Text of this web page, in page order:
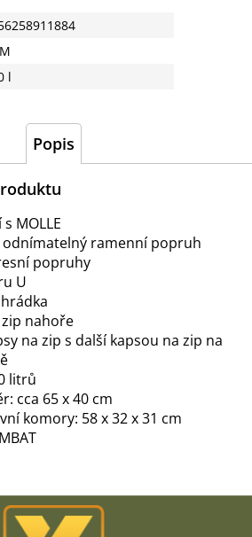
l
Popis
MOLLE
odnímatelný ramenní popruh
popruhy
U
nahoře
na zip s další kapsou na zip na
litrů
cca 65 x 40 cm
komory: 58 x 32 x 31 cm